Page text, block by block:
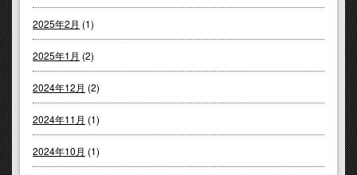
2025年2月 (1)
2025年1月 (2)
2024年12月 (2)
2024年11月 (1)
2024年10月 (1)